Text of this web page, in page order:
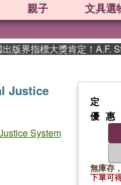
親子 文具選
界指標大獎肯定！A.F.
Justice
System
定
優惠
無庫存
下單可